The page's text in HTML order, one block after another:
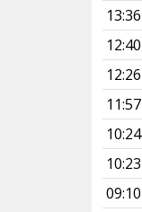
13:36
12:40
12:26
11:57
10:24
10:23
09:10